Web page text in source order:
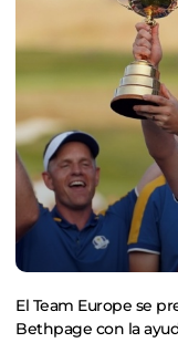
El Team Europe se
Bethpage con la